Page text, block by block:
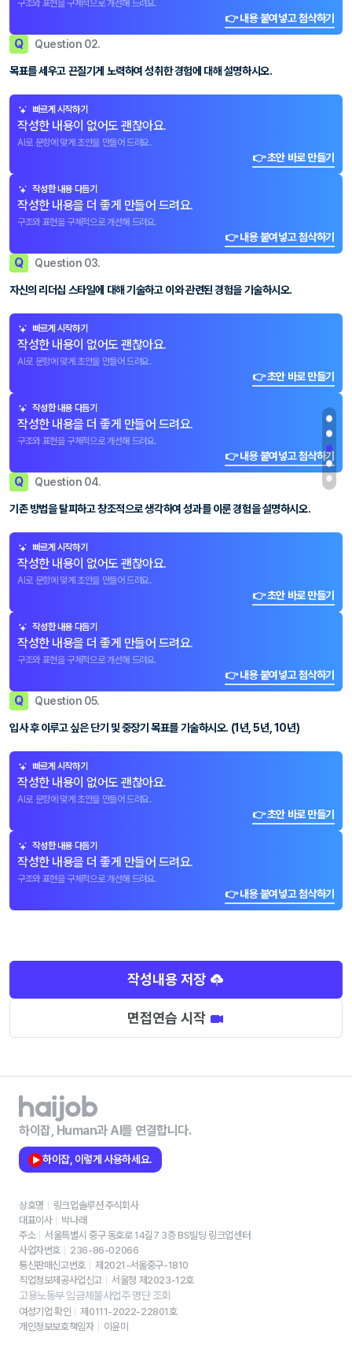
구조와 표현을 구체적으로 개선해 드려요.
👉 내용 붙여넣고 첨삭하기
Q Question 02.
목표를 세우고 끈질기게 노력하여 성취한 경험에 대해 설명하시오.
빠르게 시작하기
작성한 내용이 없어도 괜찮아요.
AI로 문항에 맞게 초안을 만들어 드려요.
👉 초안 바로 만들기
작성한 내용 다듬기
작성한 내용을 더 좋게 만들어 드려요.
구조와 표현을 구체적으로 개선해 드려요.
👉 내용 붙여넣고 첨삭하기
Q Question 03.
자신의 리더십 스타일에 대해 기술하고 이와 관련된 경험을 기술하시오.
빠르게 시작하기
작성한 내용이 없어도 괜찮아요.
AI로 문항에 맞게 초안을 만들어 드려요.
👉 초안 바로 만들기
작성한 내용 다듬기
작성한 내용을 더 좋게 만들어 드려요.
구조와 표현을 구체적으로 개선해 드려요.
👉 내용 붙여넣고 첨삭하기
Q Question 04.
기존 방법을 탈피하고 창조적으로 생각하여 성과를 이룬 경험을 설명하시오.
빠르게 시작하기
작성한 내용이 없어도 괜찮아요.
AI로 문항에 맞게 초안을 만들어 드려요.
👉 초안 바로 만들기
작성한 내용 다듬기
작성한 내용을 더 좋게 만들어 드려요.
구조와 표현을 구체적으로 개선해 드려요.
👉 내용 붙여넣고 첨삭하기
Q Question 05.
입사 후 이루고 싶은 단기 및 중장기 목표를 기술하시오. (1년, 5년, 10년)
빠르게 시작하기
작성한 내용이 없어도 괜찮아요.
AI로 문항에 맞게 초안을 만들어 드려요.
👉 초안 바로 만들기
작성한 내용 다듬기
작성한 내용을 더 좋게 만들어 드려요.
구조와 표현을 구체적으로 개선해 드려요.
👉 내용 붙여넣고 첨삭하기
작성내용 저장
면접연습 시작
하이잡, Human과 AI를 연결합니다.
하이잡, 이렇게 사용하세요.
상호명
링크업솔루션 주식회사
대표이사
박나래
주소
서울특별시 중구 동호로 14길7 3층 BS빌딩 링크업센터
사업자번호
236-86-02066
통신판매신고번호
제2021-서울중구-1810
직업정보제공사업신고
서울청 제2023-12호
고용노동부 임금체불사업주 명단 조회
여성기업 확인
제0111-2022-22801호
개인정보보호책임자
이윤미